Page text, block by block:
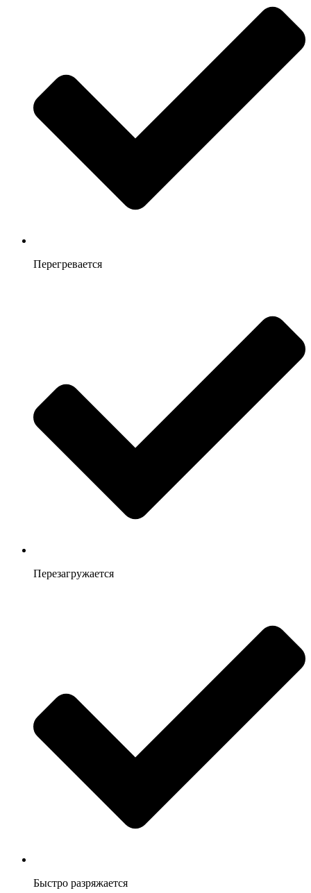
Перегревается
Перезагружается
Быстро разряжается